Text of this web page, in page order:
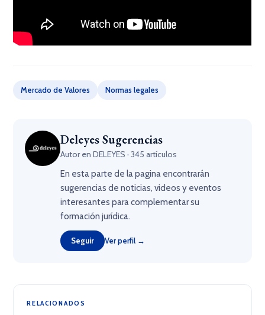
Mercado de Valores Normas legales
Deleyes Sugerencias
Autor en DELEYES · 345 artículos
En esta parte de la pagina encontrarán
sugerencias de noticias, videos y eventos
interesantes para complementar su
formación jurídica.
Seguir Ver perfil →
RELACIONADOS